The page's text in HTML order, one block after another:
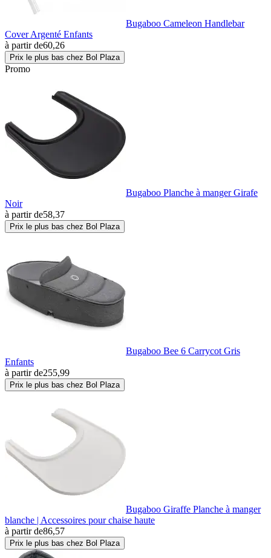
Bugaboo Cameleon Handlebar
Cover Argenté Enfants
à partir de60,26
Prix le plus bas chez Bol Plaza
Promo
Bugaboo Planche à manger Girafe
Noir
à partir de58,37
Prix le plus bas chez Bol Plaza
Bugaboo Bee 6 Carrycot Gris
Enfants
à partir de255,99
Prix le plus bas chez Bol Plaza
Bugaboo Giraffe Planche à manger
blanche | Accessoires pour chaise haute
à partir de86,57
Prix le plus bas chez Bol Plaza